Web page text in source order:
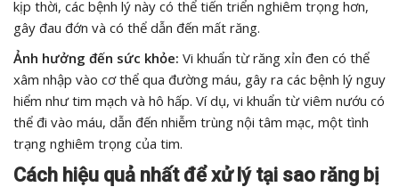
kịp thời, các bệnh lý này có thể tiến triển nghiêm trọng hơn,
gây đau đớn và có thể dẫn đến mất răng.
Ảnh hưởng đến sức khỏe: Vi khuẩn từ răng xỉn đen có thể
xâm nhập vào cơ thể qua đường máu, gây ra các bệnh lý nguy
hiểm như tim mạch và hô hấp. Ví dụ, vi khuẩn từ viêm nướu có
thể đi vào máu, dẫn đến nhiễm trùng nội tâm mạc, một tình
trạng nghiêm trọng của tim.
Cách hiệu quả nhất để xử lý tại sao răng bị